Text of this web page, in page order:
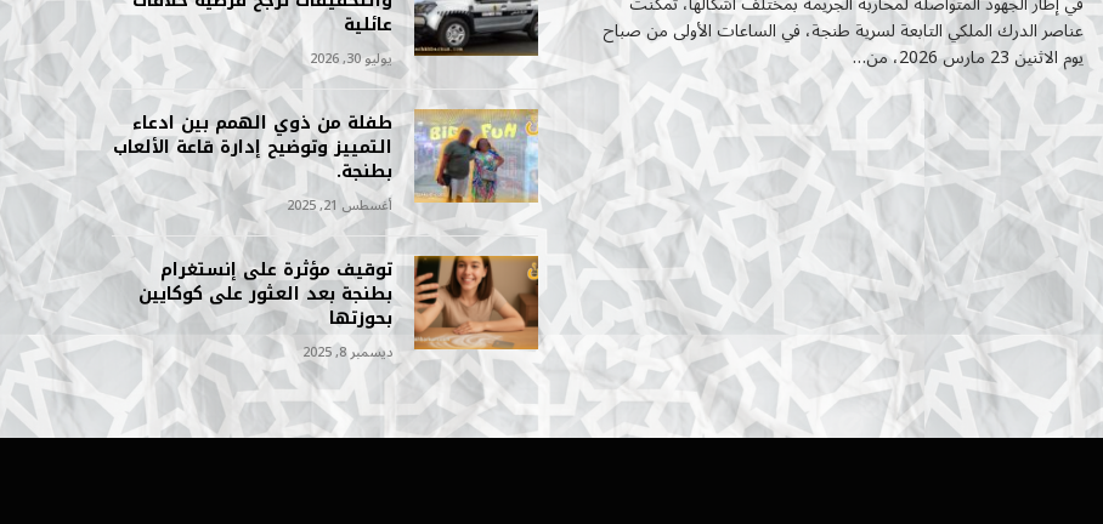
عناصر الدرك الملكي التابعة لسرية طنجة، في الساعات الأولى من صباح
يوم الاثنين 23 مارس 2026، من…
عائلية
يوليو 30, 2026
طفلة من ذوي الهمم بين ادعاء
التمييز وتوضيح إدارة قاعة الألعاب
بطنجة.
أغسطس 21, 2025
توقيف مؤثرة على إنستغرام
بطنجة بعد العثور على كوكايين
بحوزتها
ديسمبر 8, 2025